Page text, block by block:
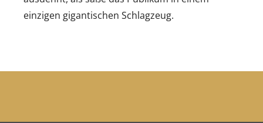
einzigen gigantischen Schlagzeug.